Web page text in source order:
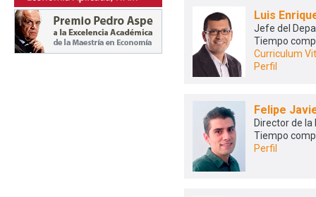
Luis
Jefe del
Tiempo
Curriculum
Perfil
Felipe
Director de
Tiempo
Perfil